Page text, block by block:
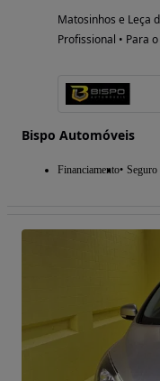
Matosinhos e Leça
Profissional • Para
Bispo Automóveis
Financiamento Seguro